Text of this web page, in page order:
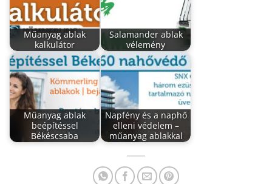
Műanyag ablak
kalkulátor
Salamander ablak
vélemény
Műanyag ablak
beépítéssel
Békéscsaba
Napfény és a naphő
elleni védelem –
műanyag ablakkal